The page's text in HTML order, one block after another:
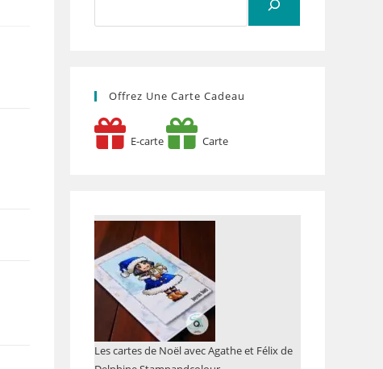
Offrez Une Carte Cadeau
E-carte Carte
Les cartes de Noël avec Agathe et Félix de